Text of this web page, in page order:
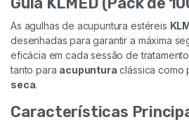
As agulhas de acupuntura estéreis
desenhadas para garantir a máxima
eficácia em cada sessão de
tanto para acupuntura clássica como
seca.
Características